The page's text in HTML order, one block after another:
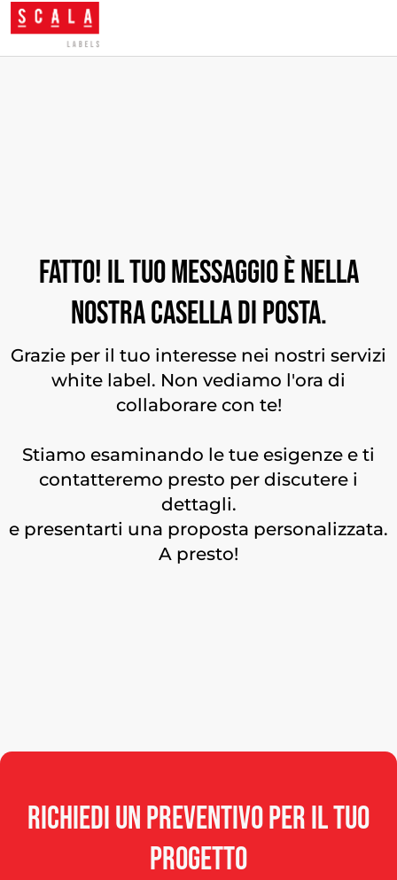
Fatto! Il tuo messaggio è nella
nostra casella di posta.
Grazie per il tuo interesse nei nostri servizi
white label. Non vediamo l'ora di
collaborare con te!
Stiamo esaminando le tue esigenze e ti
contatteremo presto per discutere i
dettagli.
e presentarti una proposta personalizzata.
A presto!
Richiediunpreventivoperiltuo
progetto